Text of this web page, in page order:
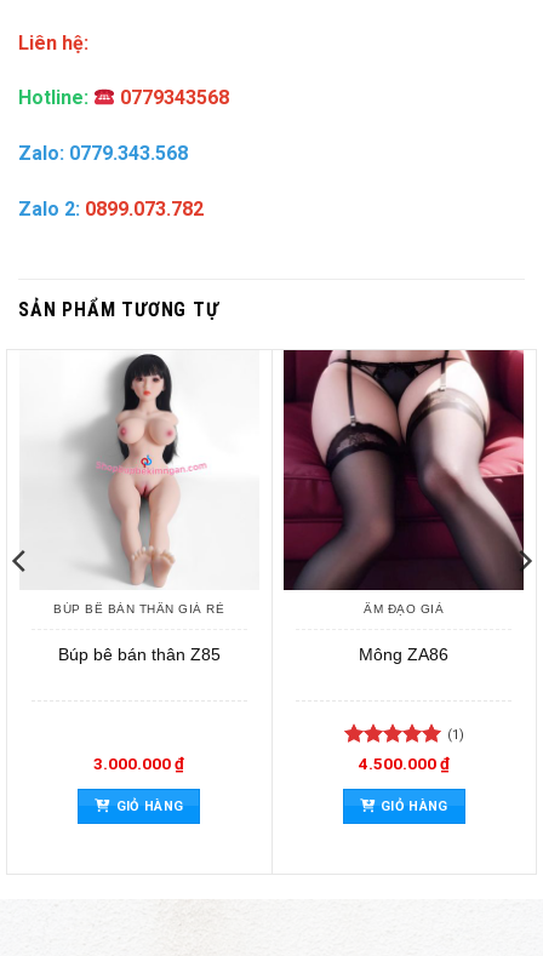
Liên hệ:
Hotline: 0779343568
Zalo: 0779.343.568
Zalo 2: 0899.073.782
SẢN PHẨM TƯƠNG TỰ
BÚP BÊ BÁN THÂN GIÁ RẺ
Búp bê bán thân Z85
3.000.000₫
GIỎ HÀNG
ÂM ĐẠO GIẢ
Mông ZA86
Được xếp
sao
(1)
4.500.000₫
GIỎ HÀNG